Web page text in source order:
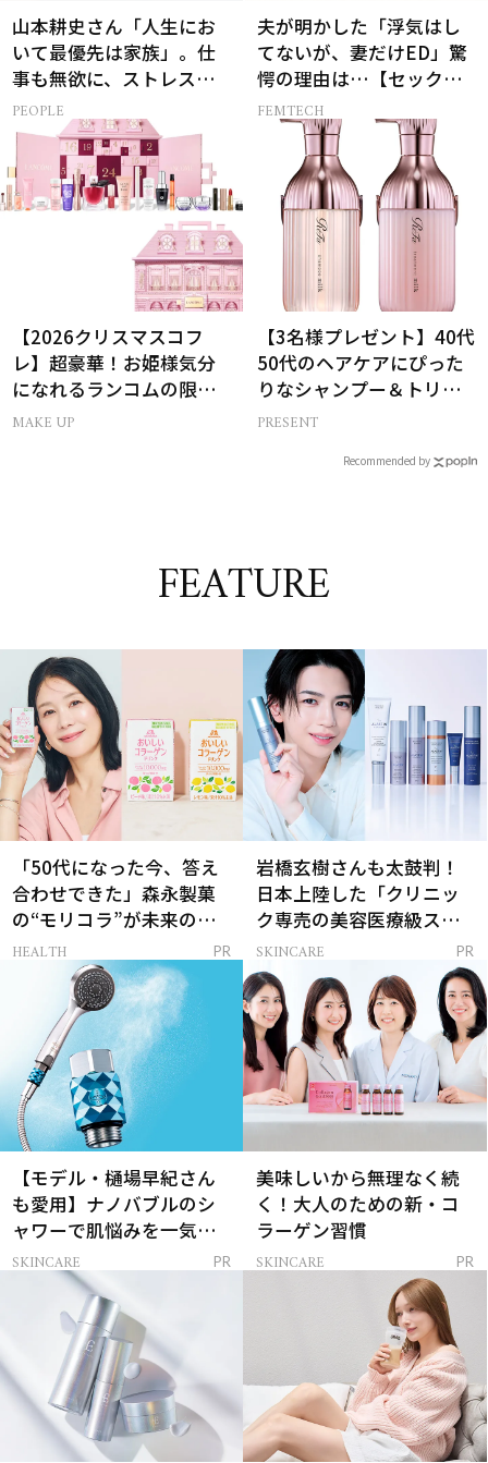
山本耕史さん「人生にお
いて最優先は家族」。仕
事も無欲に、ストレスを
溜めない生き方
PEOPLE
夫が明かした「浮気はし
てないが、妻だけED」驚
愕の理由は…【セックス
レス AND THE CITY -女た
ちの告白-】
FEMTECH
【2026クリスマスコフ
レ】超豪華！お姫様気分
になれるランコムの限定
コスメキット
MAKE UP
【3名様プレゼント】40代
50代のヘアケアにぴった
りなシャンプー＆トリー
トメントで、うねり悩み
PRESENT
Recommended by
FEATURE
「50代になった今、答え
合わせできた」森永製菓
の“モリコラ”が未来のキ
レイを連れてくる！
HEALTH PR
岩橋玄樹さんも太鼓判！
日本上陸した「クリニッ
ク専売の美容医療級スキ
ンケア」
SKINCARE PR
【モデル・樋場早紀さん
も愛用】ナノバブルのシ
ャワーで肌悩みを一気に
解決
SKINCARE PR
美味しいから無理なく続
く！大人のための新・コ
ラーゲン習慣
SKINCARE PR